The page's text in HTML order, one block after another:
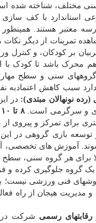
مختلف، شناخته شده
استاندارد با کف سازی
معتبر هستند.
تمرینات از دیگر
بر کودکان، و کنترل
محرک باشد تا کودک با
گروههای سنی و سطح
دارد سبب کاهش
در
و سرگرمی است.۸ تا ۱۰ سال:
برای تمرکز و پیروی از
توسعه بازی گروهی در
آموزش های تخصصی،
برای هر گروه سنی، سطح
گروه جلوگیری کرده و
فنی ورزشی نیست؛
هیجان از راه
شرکت در